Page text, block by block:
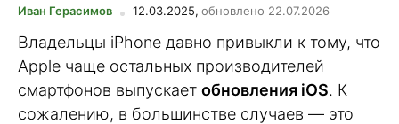
Иван Герасимов 12.03.2025, обновлено 22.07.2026
Владельцы iPhone давно привыкли к тому, что
Apple чаще остальных производителей
смартфонов выпускает обновления iOS. К
сожалению, в большинстве случаев — это